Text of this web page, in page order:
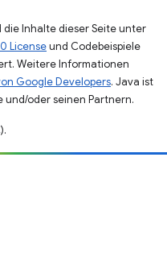
Inhalte dieser Seite unter
Licenseund Codebeispiele
Weitere Informationen
Google Developers. Java ist
oder seinen Partnern.